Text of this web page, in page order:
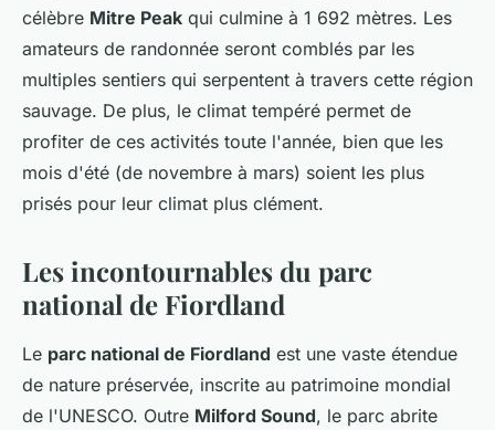
célèbre Mitre Peak qui culmine à 1 692 mètres. Les
amateurs de randonnée seront comblés par les
multiples sentiers qui serpentent à travers cette région
sauvage. De plus, le climat tempéré permet de
profiter de ces activités toute l'année, bien que les
mois d'été (de novembre à mars) soient les plus
prisés pour leur climat plus clément.
Les incontournables du parc
national de Fiordland
Le parc national de Fiordland est une vaste étendue
de nature préservée, inscrite au patrimoine mondial
de l'UNESCO. Outre Milford Sound, le parc abrite